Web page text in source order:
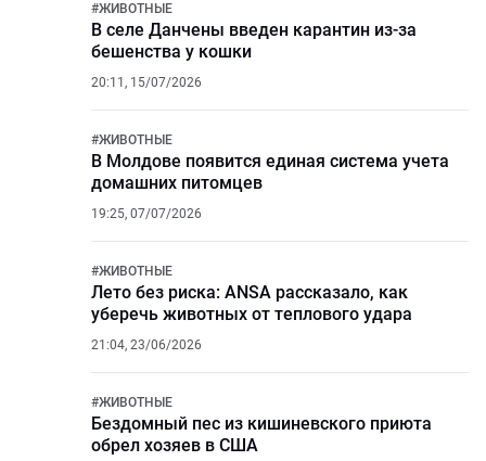
#ЖИВОТНЫЕ
В селе Данчены введен карантин из-за
бешенства у кошки
20:11, 15/07/2026
#ЖИВОТНЫЕ
В Молдове появится единая система учета
домашних питомцев
19:25, 07/07/2026
#ЖИВОТНЫЕ
Лето без риска: ANSA рассказало, как
уберечь животных от теплового удара
21:04, 23/06/2026
#ЖИВОТНЫЕ
Бездомный пес из кишиневского приюта
обрел хозяев в США